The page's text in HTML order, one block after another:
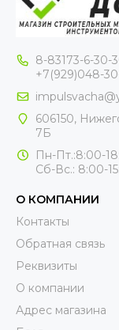
8-83173-6-30-
+7(929)048-
606150,
7Б
Пн-Пт.:8:00-
Сб-Вс.: 8:00-
О КОМПАНИИ
Контакты
Обратная связь
Реквизиты
О компании
Адрес магазина